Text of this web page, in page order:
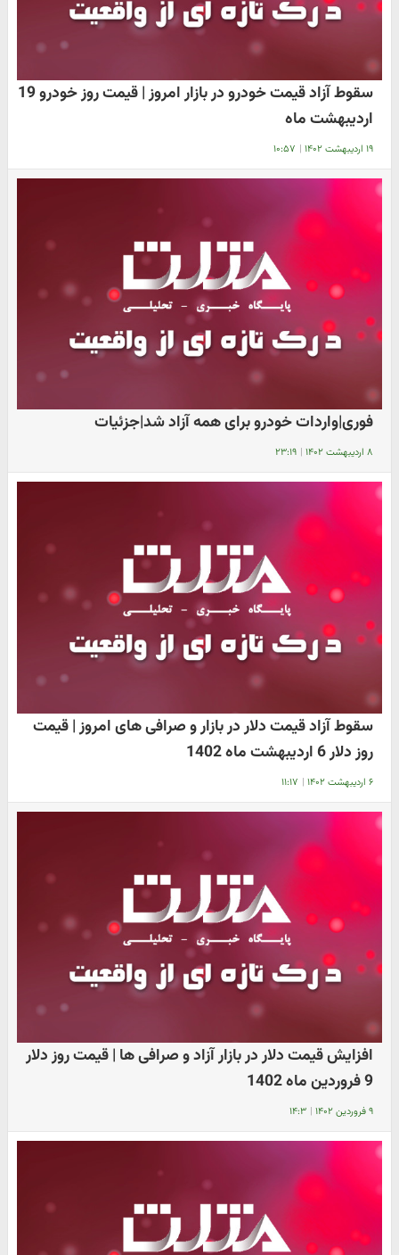
سقوط آزاد قیمت خودرو در بازار امروز | قیمت روز خودرو 19
اردیبهشت ماه
۱۹ اردیبهشت ۱۴۰۲ | ۱۰:۵۷
فوری|واردات خودرو برای همه آزاد شد|جزئیات
۸ اردیبهشت ۱۴۰۲ | ۲۳:۱۹
سقوط آزاد قیمت دلار در بازار و صرافی های امروز | قیمت
روز دلار 6 اردیبهشت ماه 1402
۶ اردیبهشت ۱۴۰۲ | ۱۱:۱۷
افزایش قیمت دلار در بازار آزاد و صرافی ها | قیمت روز دلار
9 فروردین ماه 1402
۹ فروردین ۱۴۰۲ | ۱۴:۳